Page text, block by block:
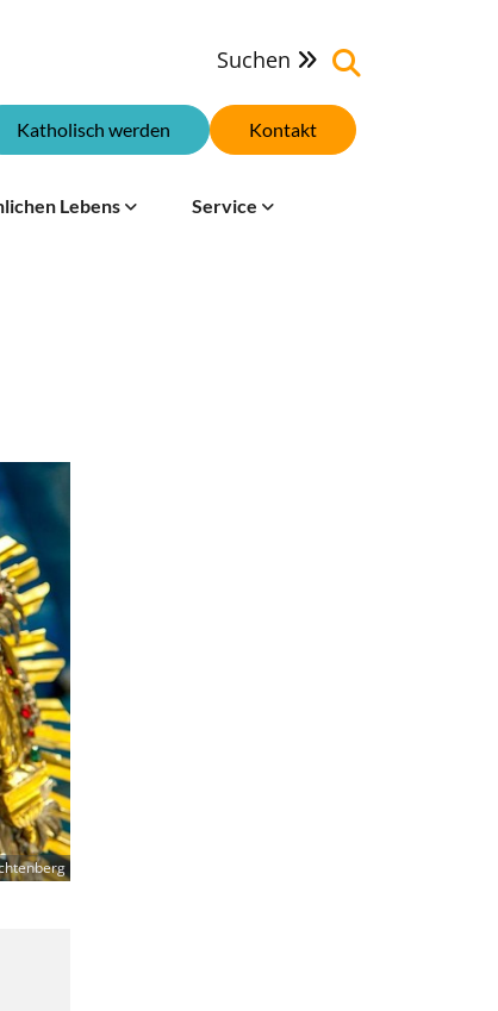
Suchen 
Kontakt
Katholisch werden
Lebens Service